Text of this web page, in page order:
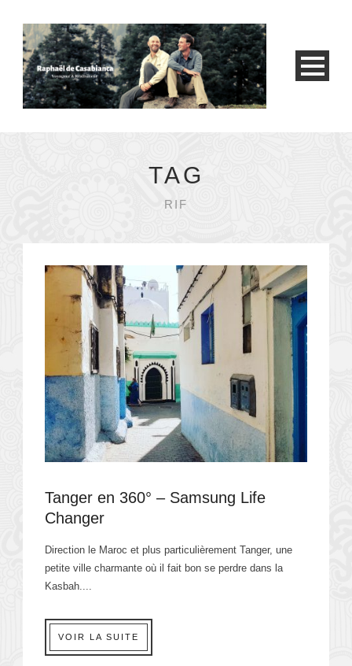
TAG
RIF
Tanger en 360° – Samsung Life
Changer
Direction le Maroc et plus particulièrement Tanger, une
petite ville charmante où il fait bon se perdre dans la
Kasbah....
VOIR LA SUITE